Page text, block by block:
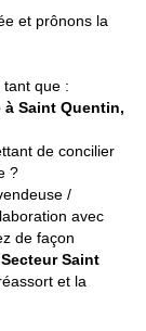
et prônons la
que :
à Saint Quentin,
de concilier
?
/
avec
de façon
Secteur Saint
et la